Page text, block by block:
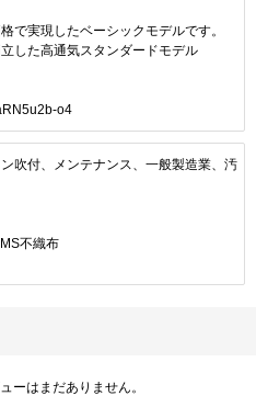
で実現したベーシックモデルです。
した高通気スタンダードモデル
o4
吹付、メンテナンス、一般製造業、汚
不織布
ーはまだありません。